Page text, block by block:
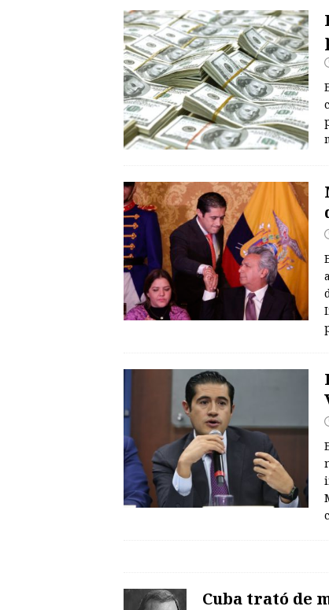
Cuba trató de